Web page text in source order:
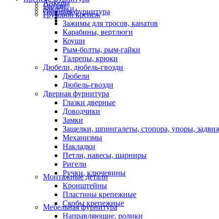
Анкеры
Гвозди
Заклепки
Оконная фурнитура
Грузовой крепеж
Зажимы для тросов, канатов
Карабины, вертлюги
Коуши
Рым-болты, рым-гайки
Талрепы, крюки
Дюбели, дюбель-гвозди
Дюбели
Дюбель-гвозди
Дверная фурнитура
Глазки дверные
Доводчики
Замки
Защелки, шпингалеты, стопора, упоры,
Механизмы
Накладки
Петли, навесы, шарниры
Ригели
Ручки, ключевины
Монтажные детали
Кронштейны
Пластины крепежные
Скобы крепежные
Мебельная фурнитура
Направляющие, ролики